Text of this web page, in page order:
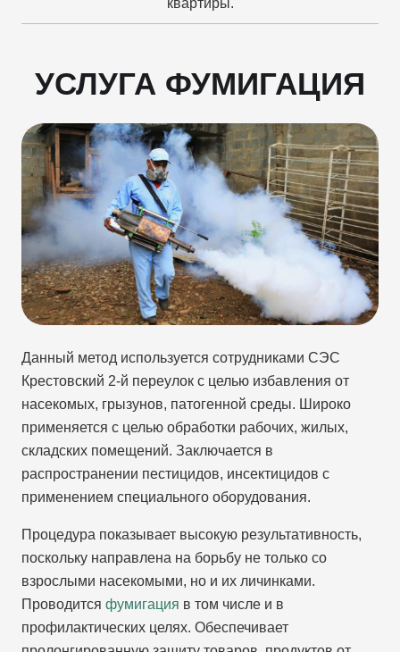
квартиры.
УСЛУГА ФУМИГАЦИЯ
Данный метод используется сотрудниками СЭС
Крестовский 2-й переулок с целью избавления от
насекомых, грызунов, патогенной среды. Широко
применяется с целью обработки рабочих, жилых,
складских помещений. Заключается в
распространении пестицидов, инсектицидов с
применением специального оборудования.
Процедура показывает высокую результативность,
поскольку направлена на борьбу не только со
взрослыми насекомыми, но и их личинками.
Проводится фумигация в том числе и в
профилактических целях. Обеспечивает